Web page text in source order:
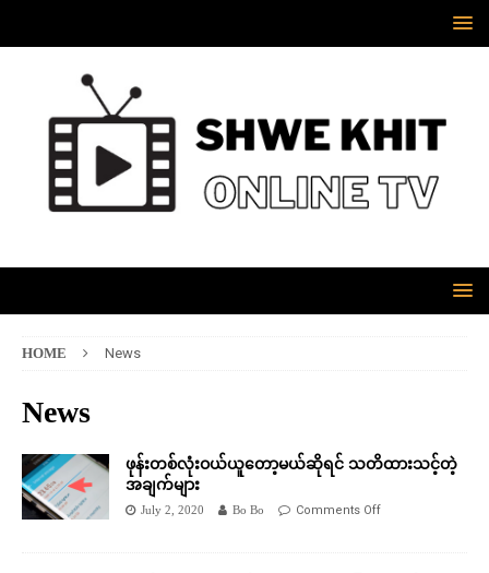
HOME News
News
ဖုန်းတစ်လုံးဝယ်ယူတော့မယ်ဆိုရင် သတိထားသင့်တဲ့
အချက်များ
July 2, 2020 Bo Bo Comments Off